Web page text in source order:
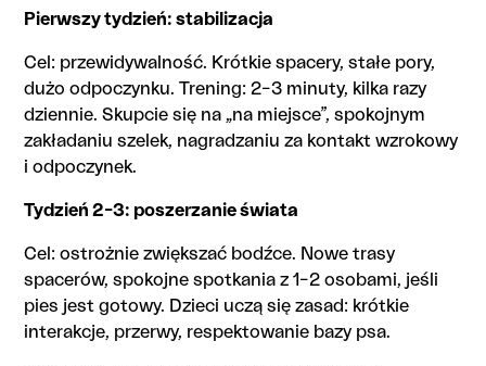
Pierwszy tydzień: stabilizacja
Cel: przewidywalność. Krótkie spacery, stałe pory,
dużo odpoczynku. Trening: 2–3 minuty, kilka razy
dziennie. Skupcie się na „na miejsce”, spokojnym
zakładaniu szelek, nagradzaniu za kontakt wzrokowy
i odpoczynek.
Tydzień 2–3: poszerzanie świata
Cel: ostrożnie zwiększać bodźce. Nowe trasy
spacerów, spokojne spotkania z 1–2 osobami, jeśli
pies jest gotowy. Dzieci uczą się zasad: krótkie
interakcje, przerwy, respektowanie bazy psa.